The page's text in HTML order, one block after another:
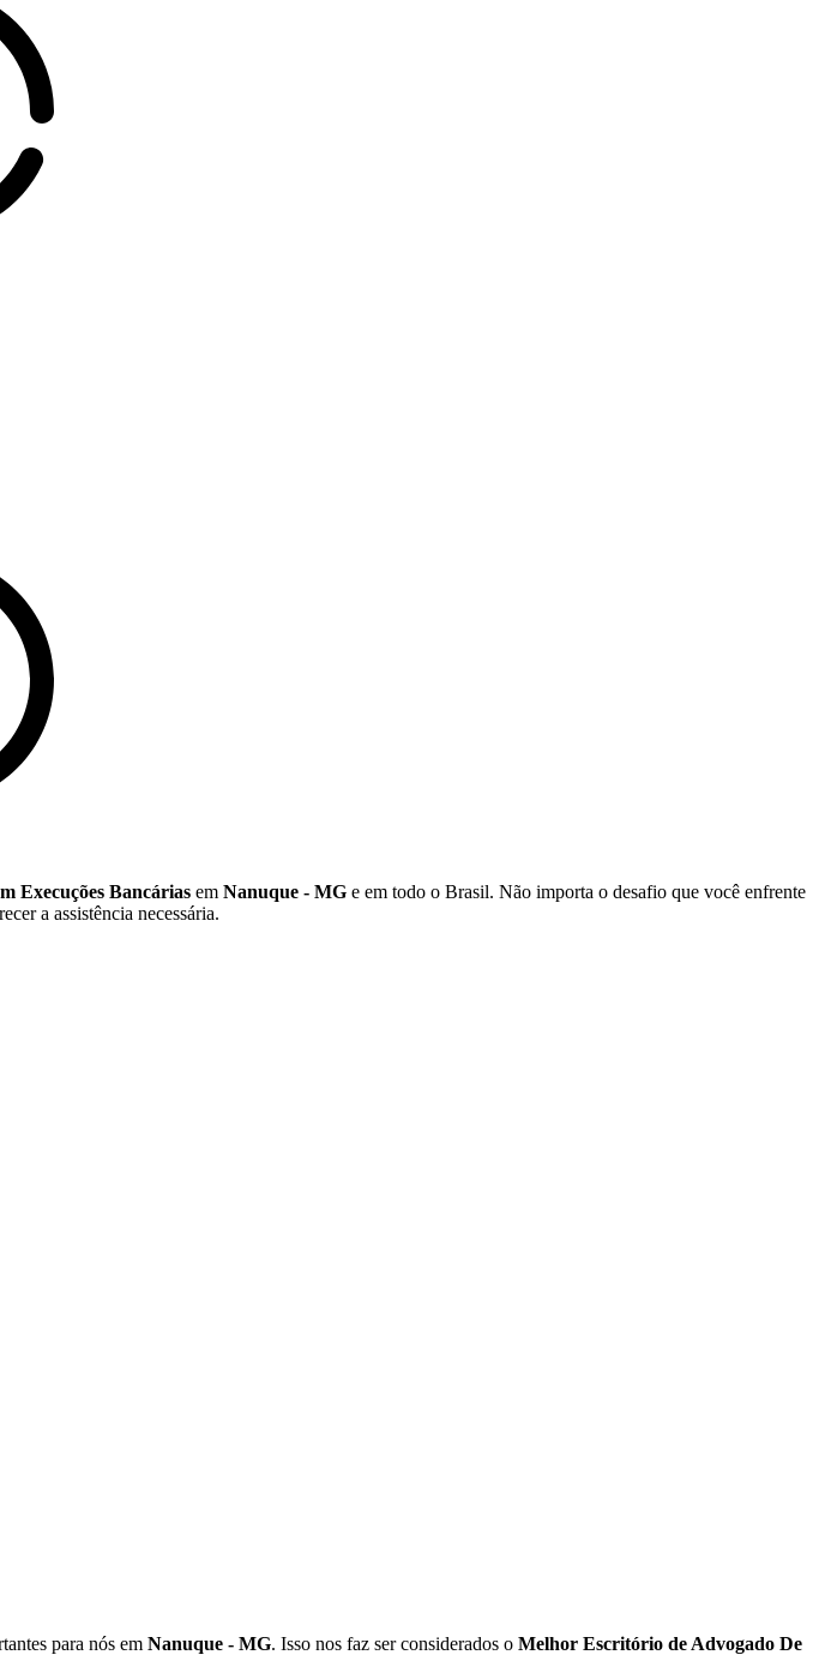
Execuções Bancárias em Nanuque - MG e em todo o Brasil. Não importa o desafio que você enfrente
a assistência necessária.
para nós em Nanuque - MG. Isso nos faz ser considerados o Melhor Escritório de Advogado De